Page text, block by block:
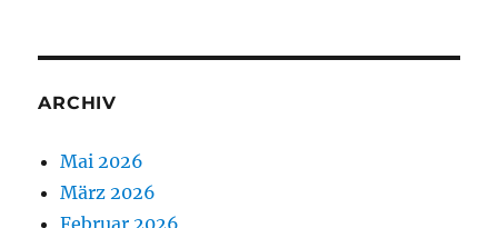
ARCHIV
Mai 2026
März 2026